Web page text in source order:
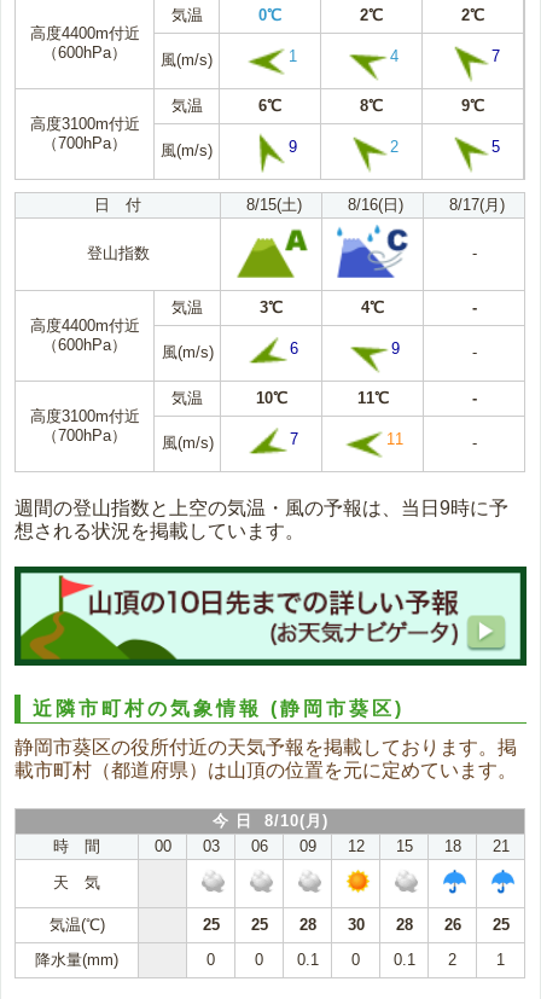
高度4400m付近
（600hPa）
気温 0℃ 2℃ 2℃
風(m/s) 1 4 7
高度3100m付近
（700hPa）
気温 6℃ 8℃ 9℃
風(m/s) 9 2 5
日 付 8/15(土) 8/16(日) 8/17(月)
登山指数 -
高度4400m付近
（600hPa）
気温 3℃ 4℃ -
風(m/s) 6 9 -
高度3100m付近
（700hPa）
気温 10℃ 11℃ -
風(m/s) 7 11 -
週間の登山指数と上空の気温・風の予報は、当日9時に予
想される状況を掲載しています。
近隣市町村の気象情報(静岡市葵区)
静岡市葵区の役所付近の天気予報を掲載しております。掲
載市町村（都道府県）は山頂の位置を元に定めています。
今 日 8/10(月)
時 間
00 03 06 09 12 15 18
21
天 気
気温(℃) 25 25 28 30 28 26
25
降水量(mm)
0 0 0.1 0 0.1 2 1